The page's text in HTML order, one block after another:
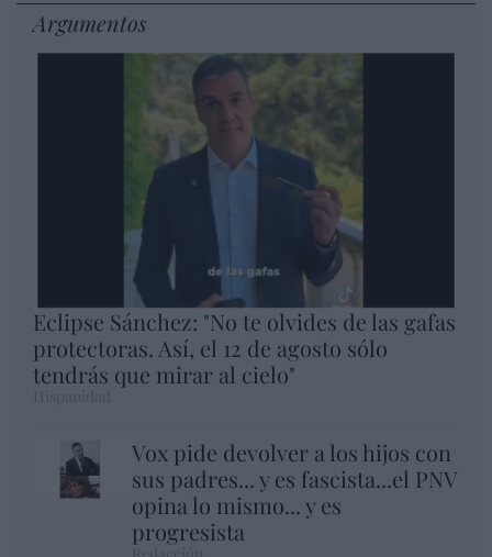
Argumentos
Eclipse Sánchez: "No te olvides de las gafas
protectoras. Así, el 12 de agosto sólo
tendrás que mirar al cielo"
Vox pide devolver a los hijos con
sus padres... y es fascista...el PNV
opina lo mismo... y es
progresista